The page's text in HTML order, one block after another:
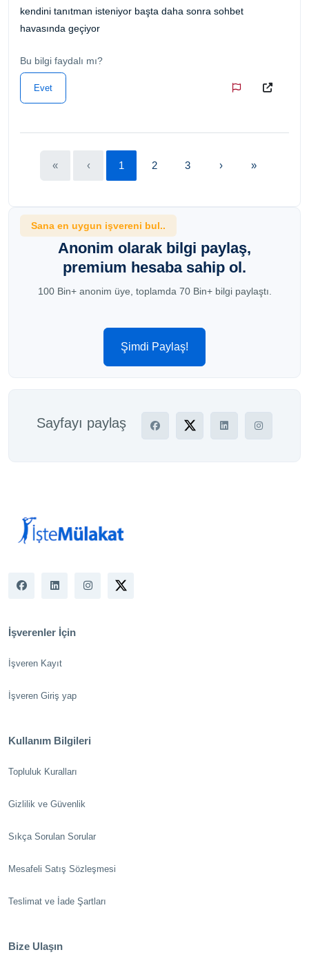
kendini tanıtman isteniyor başta daha sonra sohbet
havasında geçiyor
Bu bilgi faydalı mı?
Evet
« ‹ 1 2 3 › »
Sana en uygun işvereni bul..
Anonim olarak bilgi paylaş,
premium hesaba sahip ol.
100 Bin+ anonim üye, toplamda 70 Bin+ bilgi paylaştı.
Şimdi Paylaş!
Sayfayı paylaş
İşverenler İçin
İşveren Kayıt
İşveren Giriş yap
Kullanım Bilgileri
Topluluk Kuralları
Gizlilik ve Güvenlik
Sıkça Sorulan Sorular
Mesafeli Satış Sözleşmesi
Teslimat ve İade Şartları
Bize Ulaşın